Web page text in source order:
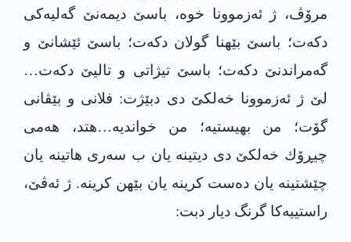
مرۆڤ، ژ ئه‌زموونا خوه‌، باسێ دیمه‌نێ گه‌لیه‌كى
دكه‌ت؛ باسێ بێهنا گولان دكه‌ت؛ باسێ ئێشانێ و
گه‌مراندنێ دكه‌ت؛ باسێ تیژاتى و تالیێ دكه‌ت…
لێ ژ ئه‌زموونا خه‌لكێ دى دبێژت: فلانى و بێڤانى
گۆت؛ من بهیستیه‌؛ من خواندیه‌…هتد، هه‌مى
چیڕۆك خه‌لكێ دى دیتینه‌ یان ب سه‌رى هاتینه‌ یان
چێشتینه‌ یان ده‌ست كرینه‌ یان بێهن كرینه‌. ژ ئه‌ڤێ،
راستییه‌كا گرنگ دیار دبت: